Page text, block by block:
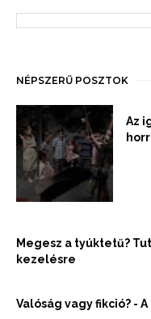
NÉPSZERŰ POSZTOK
Az
Megesz a tyúktetű?
kezelésre
Valóság vagy fikció? -